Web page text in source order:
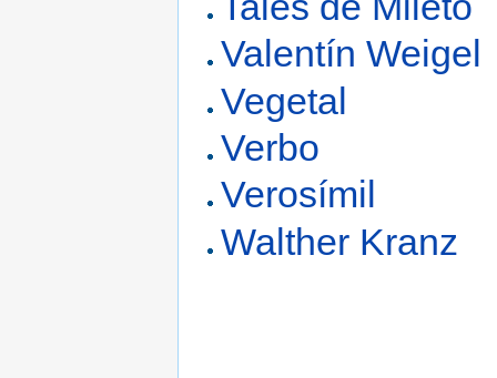
Valentín Weigel
Vegetal
Verbo
Verosímil
Walther Kranz